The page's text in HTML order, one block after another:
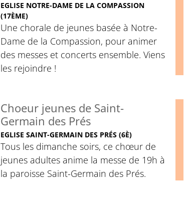
EGLISE NOTRE-DAME DE LA COMPASSION
(17ÈME)
Une chorale de jeunes basée à Notre-
Dame de la Compassion, pour animer
des messes et concerts ensemble. Viens
les rejoindre !
Choeur jeunes de Saint-
Germain des Prés
EGLISE SAINT-GERMAIN DES PRÉS (6È)
Tous les dimanche soirs, ce chœur de
jeunes adultes anime la messe de 19h à
la paroisse Saint-Germain des Prés.